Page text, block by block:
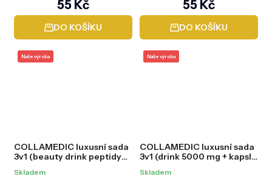
55 Kč
DO KOŠÍKU
55 Kč
DO KOŠÍKU
Naše výroba
COLLAMEDIC luxusní sada
3v1 (beauty drink peptidy
Skladem
Naše výroba
COLLAMEDIC luxusní sada
3v1 (drink 5000 mg + kapsle
Skladem